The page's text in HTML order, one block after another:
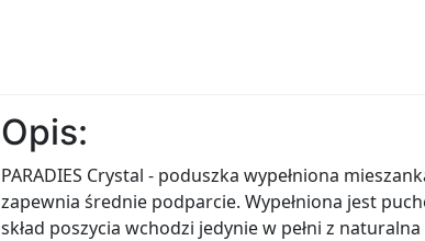
Opis:
PARADIES Crystal - poduszka wypełniona
zapewnia średnie podparcie. Wypełniona jest
skład poszycia wchodzi jedynie w pełni z